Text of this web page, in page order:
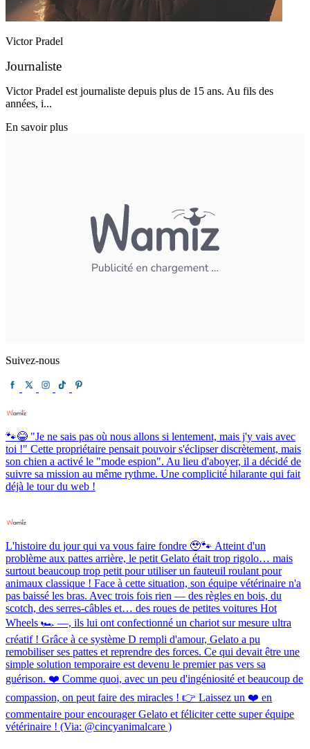
Victor Pradel
Journaliste
Victor Pradel est journaliste depuis plus de 15 ans. Au fils des
années, i...
En savoir plus
Suivez-nous
🐾😂 "Je ne sais pas où nous allons si lentement, mais j'y vais avec
toi !" Cette propriétaire pensait pouvoir s'éclipser discrètement, mais
son chien a activé le "mode espion". Au lieu d'aboyer, il a décidé de
suivre sa mission au même rythme. Une complicité hilarante qui fait
déjà le tour du web !
L'histoire du jour qui va vous faire fondre 🥹🐾 Atteint d'un
problème aux pattes arrière, le petit Gelato était trop rigolo… mais
surtout beaucoup trop petit pour utiliser un fauteuil roulant pour
animaux classique ! Face à cette situation, son équipe vétérinaire n'a
pas baissé les bras. Avec trois fois rien — des règles en bois, du
scotch, des serres-câbles et… des roues de petites voitures Hot
Wheels 🏎️ —, ils lui ont confectionné un chariot sur mesure ultra
créatif ! Grâce à ce système D rempli d'amour, Gelato a pu
remobiliser ses pattes et reprendre des forces. Ce qui devait être une
simple solution temporaire est devenu le premier pas vers sa
guérison. ❤️ Comme quoi, avec un peu d'ingéniosité et beaucoup de
compassion, on peut faire des miracles ! 👉 Laissez un ❤️ en
commentaire pour encourager Gelato et féliciter cette super équipe
vétérinaire ! (Via: @cincyanimalcare )